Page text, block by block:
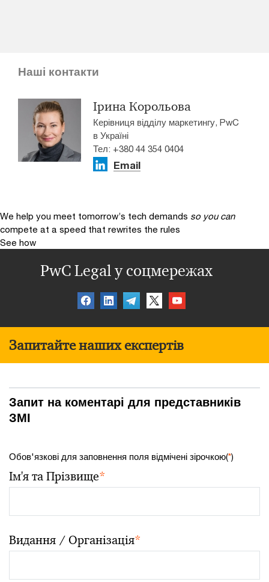
Наші контакти
Ірина Корольова
Керівниця відділу маркетингу, PwC
в Україні
Тел: +380 44 354 0404
Email
We help you meet tomorrow’s tech demands so you can
compete at a speed that rewrites the rules
See how
PwC Legal у соцмережах
Запитайте наших експертів
Запит на коментарі для представників
ЗМІ
Обов'язкові для заповнення поля відмічені зірочкою(*)
Ім'я та Прізвище*
Видання / Організація*